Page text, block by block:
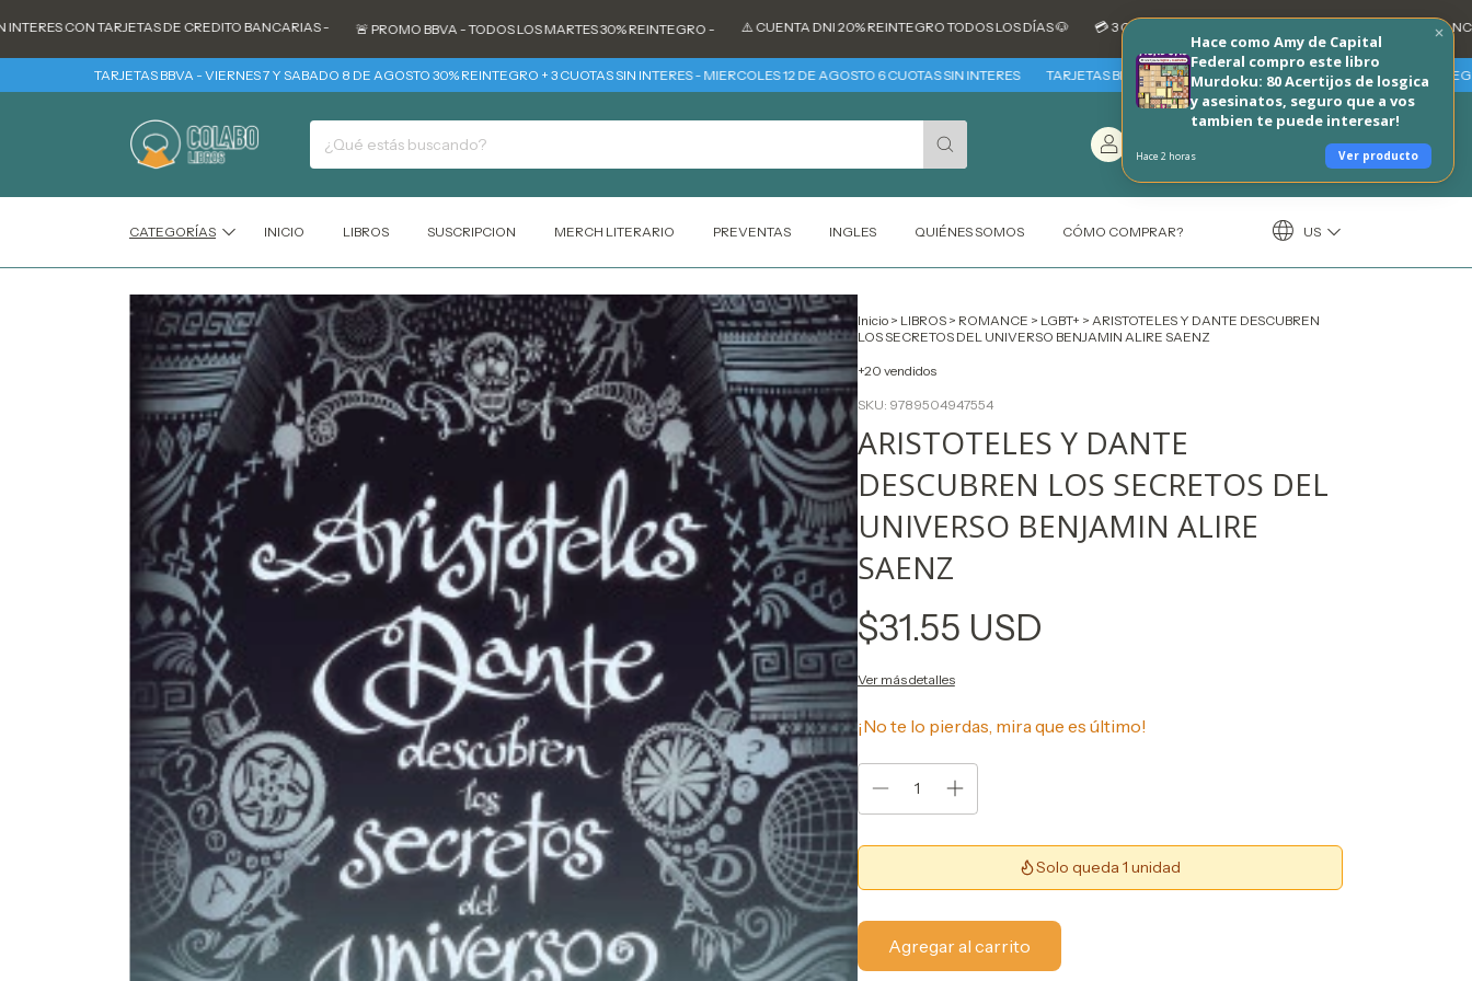
Hace como Amy de Capital
Federal compro este libro
Murdoku: 80 Acertijos de losgica
y asesinatos, seguro que a vos
tambien te puede interesar!
Hace 2 horas Ver producto
CON TARJETAS DE CREDITO BANCARIAS - 🚨 PROMO BBVA - TODOS LOS MARTES 30% REINTEGRO - ⚠️ CUENTA DNI 20% REINTEGRO TODOS LOS DÍAS 🐶 💳 3 CUOTAS SIN INTERES CON TARJETAS DE CREDITO BANCARIAS -
TARJETAS BBVA - VIERNES 7 Y SABADO 8 DE AGOSTO 30% REINTEGRO + 3 CUOTAS SIN INTERES - MIERCOLES 12 DE AGOSTO 6 CUOTAS SIN INTERES TARJETAS BBVA - VIERNES 7 Y SABADO 8 DE AGOSTO 30% REINTEGRO + 3
Registráte
$0.00 USD
CATEGORÍAS INICIO LIBROS SUSCRIPCION MERCH LITERARIO PREVENTAS INGLES QUIÉNES SOMOS CÓMO COMPRAR? US
Inicio > LIBROS > ROMANCE > LGBT+ > ARISTOTELES Y DANTE DESCUBREN
LOS SECRETOS DEL UNIVERSO BENJAMIN ALIRE SAENZ
+20 vendidos
SKU: 9789504947554
ARISTOTELES Y DANTE
DESCUBREN LOS SECRETOS DEL
UNIVERSO BENJAMIN ALIRE
SAENZ
$31.55 USD
Ver más detalles
¡No te lo pierdas, mira que es último!
Solo queda 1 unidad